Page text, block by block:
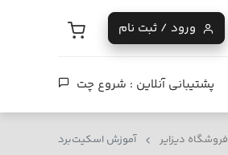
ورود / ثبت نام
پشتیبانی آنلاین : شروع چت
فروشگاه دیزایر آموزش اسکیت‌برد